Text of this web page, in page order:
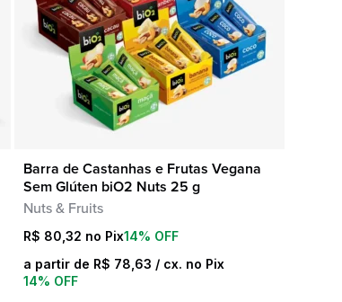
COMPRA RÁPIDA
Barra de Castanhas e Frutas Vegana
Sem Glúten biO2 Nuts 25 g
Nuts & Fruits
R$ 80,32
14% OFF
a partir de R$ 78,63 / cx. no Pix
14% OFF